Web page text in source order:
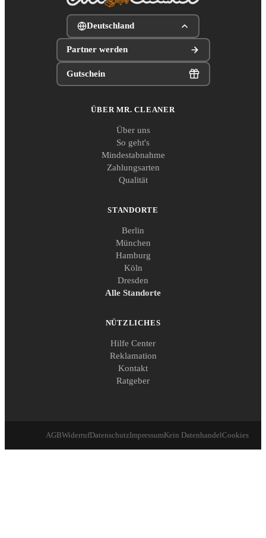
Deutschland
Partner werden
Gutschein
ÜBER MR. CLEANER
Über uns
So geht's
Mindestabnahme
Zahlungsarten
Qualität
STANDORTE
Berlin
München
Hamburg
Köln
Dresden
Alle Standorte
NÜTZLICHES
Hilfe Center
Reklamation
Kontakt
Ratgeber
AGBWiderrufDatenschutzImpressumKein DatenhandelCookies